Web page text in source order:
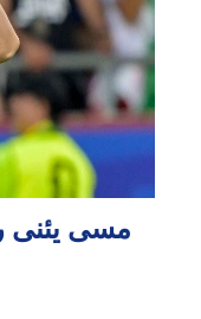
مسی یئنی